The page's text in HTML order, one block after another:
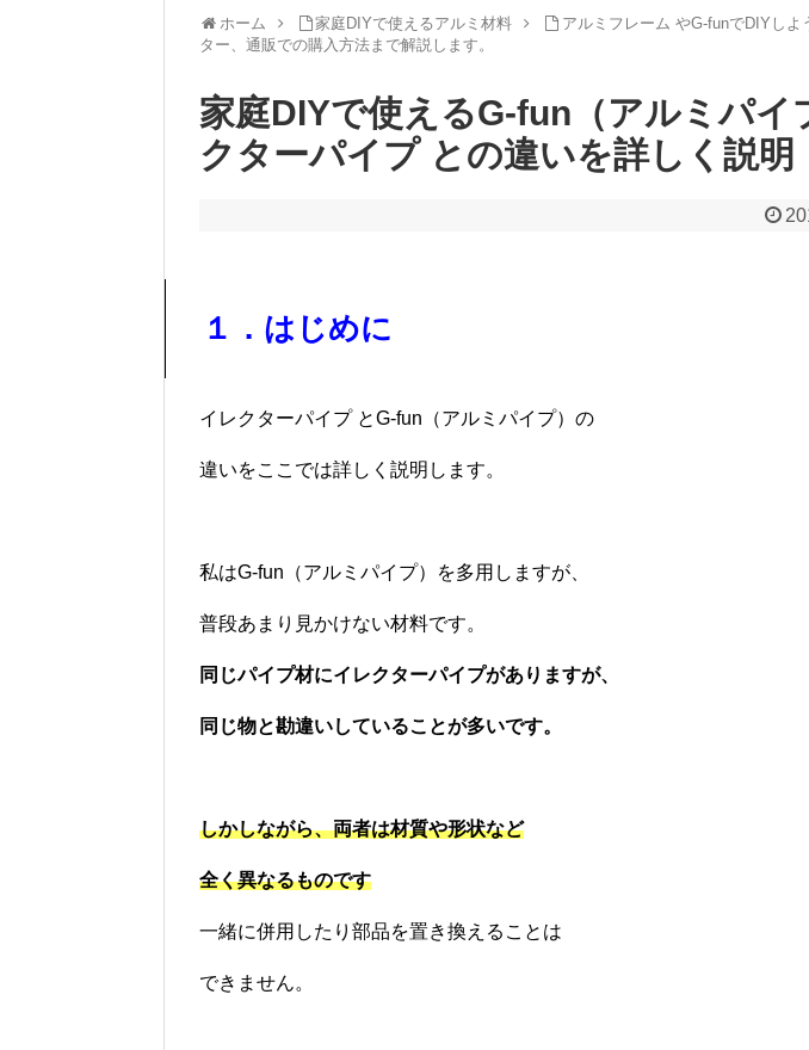
ホーム 家庭DIYで使えるアルミ材料
アルミフレーム やG-funでDIYし
ター、通販での購入方法まで解説します。
家庭DIYで使えるG-fun（アルミパ
クターパイプ との違いを詳しく説明
１．はじめに
イレクターパイプ とG-fun（アルミパイプ）の
違いをここでは詳しく説明します。
私はG-fun（アルミパイプ）を多用しますが、
普段あまり見かけない材料です。
同じパイプ材にイレクターパイプがありますが、
同じ物と勘違いしていることが多いです。
しかしながら、両者は材質や形状など
全く異なるものです
一緒に併用したり部品を置き換えることは
できません。